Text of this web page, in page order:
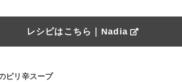
レシピはこちら｜Nadia
ピリ辛スープ